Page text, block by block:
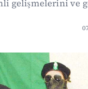
gelişmelerini ve